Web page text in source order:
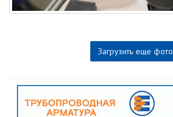
Загрузить еще фото